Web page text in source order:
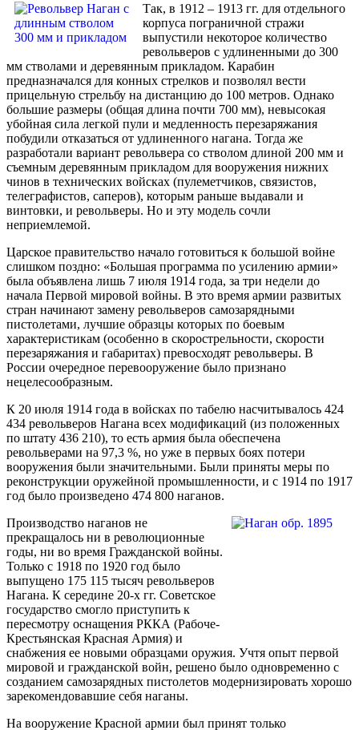
Так, в 1912 – 1913 гг. для отдельного
корпуса пограничной стражи
выпустили некоторое количество
револьверов с удлиненными до 300
мм стволами и деревянным прикладом. Карабин
предназначался для конных стрелков и позволял вести
прицельную стрельбу на дистанцию до 100 метров. Однако
большие размеры (общая длина почти 700 мм), невысокая
убойная сила легкой пули и медленность перезаряжания
побудили отказаться от удлиненного нагана. Тогда же
разработали вариант револьвера со стволом длиной 200 мм и
съемным деревянным прикладом для вооружения нижних
чинов в технических войсках (пулеметчиков, связистов,
телеграфистов, саперов), которым раньше выдавали и
винтовки, и револьверы. Но и эту модель сочли
неприемлемой.
Царское правительство начало готовиться к большой войне
слишком поздно: «Большая программа по усилению армии»
была объявлена лишь 7 июля 1914 года, за три недели до
начала Первой мировой войны. В это время армии развитых
стран начинают замену револьверов самозарядными
пистолетами, лучшие образцы которых по боевым
характеристикам (особенно в скорострельности, скорости
перезаряжания и габаритах) превосходят револьверы. В
России очередное перевооружение было признано
нецелесообразным.
К 20 июля 1914 года в войсках по табелю насчитывалось 424
434 револьверов Нагана всех модификаций (из положенных
по штату 436 210), то есть армия была обеспечена
револьверами на 97,3 %, но уже в первых боях потери
вооружения были значительными. Были приняты меры по
реконструкции оружейной промышленности, и с 1914 по 1917
год было произведено 474 800 наганов.
Производство наганов не
прекращалось ни в революционные
годы, ни во время Гражданской войны.
Только с 1918 по 1920 год было
выпущено 175 115 тысяч револьверов
Нагана. К середине 20-х гг. Советское
государство смогло приступить к
пересмотру оснащения РККА (Рабоче-
Крестьянская Красная Армия) и
снабжения ее новыми образцами оружия. Учтя опыт первой
мировой и гражданской войн, решено было одновременно с
созданием самозарядных пистолетов модернизировать хорошо
зарекомендовавшие себя наганы.
На вооружение Красной армии был принят только